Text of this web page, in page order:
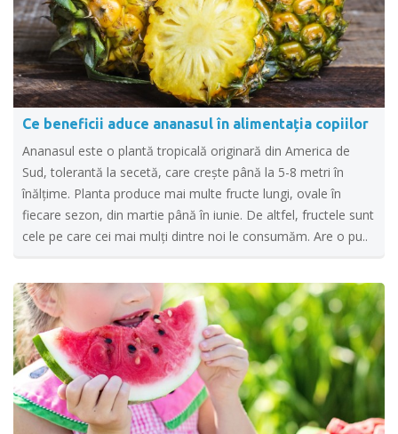
Ce beneficii aduce ananasul în alimentația copiilor
Ananasul este o plantă tropicală originară din America de
Sud, tolerantă la secetă, care creşte până la 5-8 metri în
înălţime. Planta produce mai multe fructe lungi, ovale în
fiecare sezon, din martie până în iunie. De altfel, fructele sunt
cele pe care cei mai mulți dintre noi le consumăm. Are o pu..